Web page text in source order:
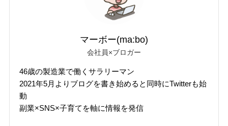
マーボー(ma:bo)
会社員×ブロガー
46歳の製造業で働くサラリーマン
2021年5月よりブログを書き始めると同時にTwitterも始
動
副業×SNS×子育てを軸に情報を発信